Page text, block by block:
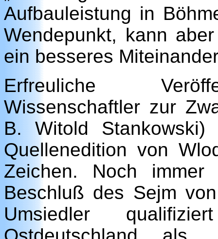
Aufbauleistung in
Wendepunkt, kann
ein besseres
Erfreuliche
Wissenschaftler zur
B. Witold
Quellenedition von
Zeichen. Noch
Beschluß des Sejm
Umsiedler